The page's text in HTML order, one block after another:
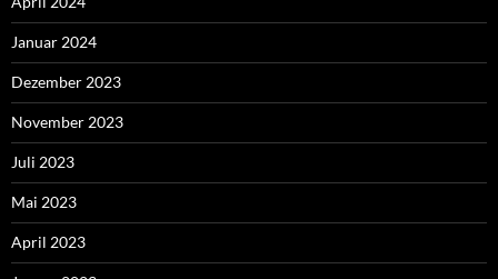
Januar 2024
Dezember 2023
November 2023
Juli 2023
Mai 2023
April 2023